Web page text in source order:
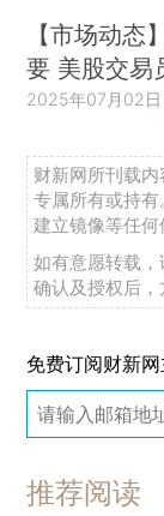
【市场动态
要 美股交易
2025年07月02日
财新网所刊载
专属所有或持
建立镜像等任何
如有意愿转载
确认及授权后，
免费订阅财新
推荐阅读